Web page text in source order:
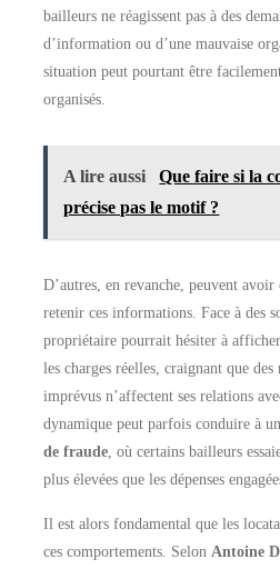
bailleurs ne réagissent pas à des
d’information ou d’une mauvaise
situation peut pourtant être
organisés.
A lire aussi
Que faire si la
précise pas le motif ?
D’autres, en revanche, peuvent avoir
retenir ces informations. Face à des
propriétaire pourrait hésiter à
les charges réelles, craignant que
imprévus n’affectent ses relations
dynamique peut parfois conduire à
de fraude, où certains bailleurs
plus élevées que les dépenses
Il est alors fondamental que les
ces comportements. Selon Antoine